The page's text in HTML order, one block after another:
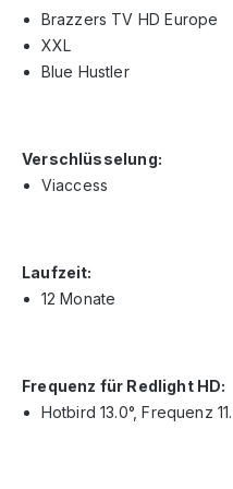
Brazzers TV HD Europe
XXL
Blue Hustler
Verschlüsselung:
Viaccess
Laufzeit:
12 Monate
Frequenz für Redlight HD:
Hotbird 13.0°, Frequenz